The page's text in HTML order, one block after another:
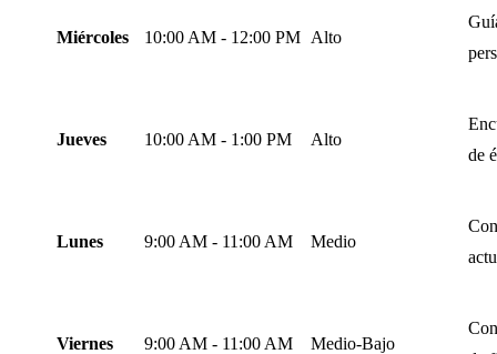
Miércoles 10:00 AM - 12:00 PM Alto
Jueves 10:00 AM - 1:00 PM Alto
de
Lunes 9:00 AM - 11:00 AM Medio
Viernes 9:00 AM - 11:00 AM Medio-Bajo